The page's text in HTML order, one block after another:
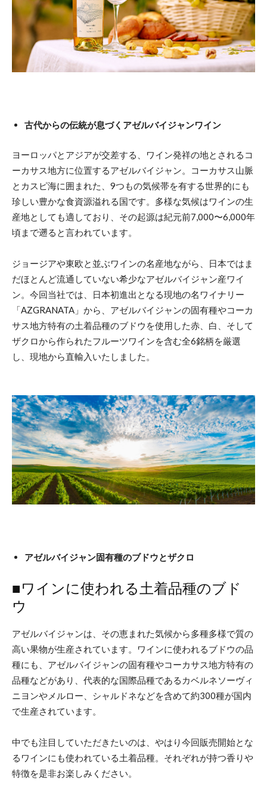
古代からの伝統が息づくアゼルバイジャンワイン
ヨーロッパとアジアが交差する、ワイン発祥の地とされるコ
ーカサス地方に位置するアゼルバイジャン。コーカサス山脈
とカスピ海に囲まれた、9つもの気候帯を有する世界的にも
珍しい豊かな食資源溢れる国です。多様な気候はワインの生
産地としても適しており、その起源は紀元前7,000〜6,000年
頃まで遡ると言われています。
ジョージアや東欧と並ぶワインの名産地ながら、日本ではま
だほとんど流通していない希少なアゼルバイジャン産ワイ
ン。今回当社では、日本初進出となる現地の名ワイナリー
「AZGRANATA」から、アゼルバイジャンの固有種やコーカ
サス地方特有の土着品種のブドウを使用した赤、白、そして
ザクロから作られたフルーツワインを含む全6銘柄を厳選
し、現地から直輸入いたしました。
アゼルバイジャン固有種のブドウとザクロ
■ワインに使われる土着品種のブド
ウ​
アゼルバイジャンは、その恵まれた気候から多種多様で質の
高い果物が生産されています。ワインに使われるブドウの品
種にも、アゼルバイジャンの固有種やコーカサス地方特有の
品種などがあり、代表的な国際品種であるカベルネソーヴィ
ニヨンやメルロー、シャルドネなどを含めて約300種が国内
で生産されています。
中でも注目していただきたいのは、やはり今回販売開始とな
るワインにも使われている土着品種。それぞれが持つ香りや
特徴を是非お楽しみください。